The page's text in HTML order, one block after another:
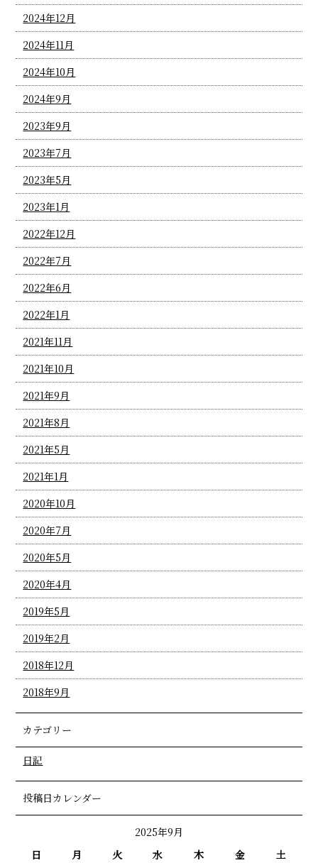
2024年12月
2024年11月
2024年10月
2024年9月
2023年9月
2023年7月
2023年5月
2023年1月
2022年12月
2022年7月
2022年6月
2022年1月
2021年11月
2021年10月
2021年9月
2021年8月
2021年5月
2021年1月
2020年10月
2020年7月
2020年5月
2020年4月
2019年5月
2019年2月
2018年12月
2018年9月
カテゴリー
日記
投稿日カレンダー
2025年9月
日
月 火 水 木 金 土